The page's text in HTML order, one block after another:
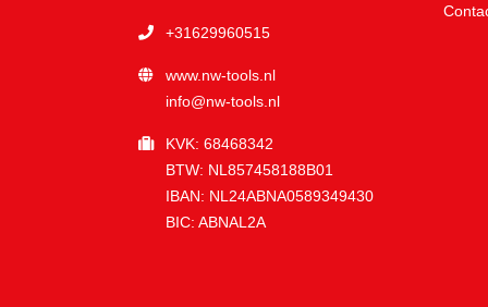
+31629960515
www.nw-tools.nl
info@nw-tools.nl
KVK: 68468342
BTW: NL857458188B01
IBAN: NL24ABNA0589349430
BIC: ABNAL2A